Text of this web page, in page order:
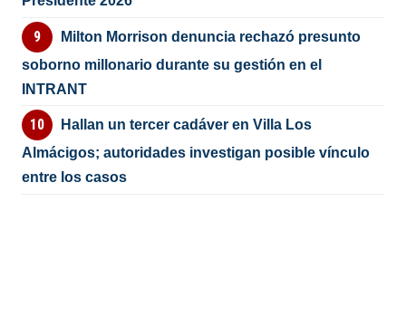
Milton Morrison denuncia rechazó presunto
soborno millonario durante su gestión en el
INTRANT
Hallan un tercer cadáver en Villa Los
Almácigos; autoridades investigan posible vínculo
entre los casos